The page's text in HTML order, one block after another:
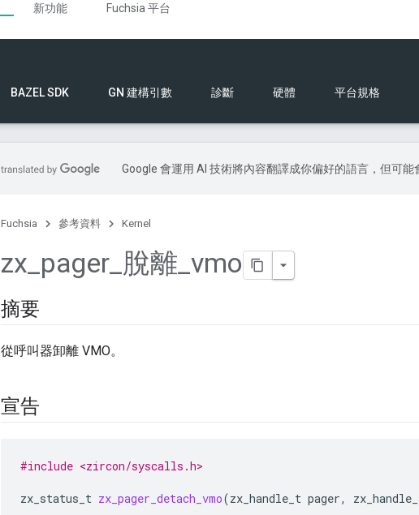
新功能
Fuchsia 平台
BAZEL SDK GN 建構引數 診斷 硬體 平台規格
Google 會運用 AI 技術將內容翻譯成你偏好的語言，但可能
Fuchsia 參考資料 Kernel
zx_pager_脫離_vmo
摘要
從呼叫器卸離 VMO。
宣告
#include <zircon/syscalls.h>
zx_status_t zx_pager_detach_vmo(zx_handle_t pager,